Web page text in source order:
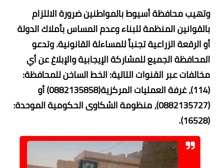
​وتهيب محافظة أسيوط بالمواطنين ضرورة الالتزام
بالقوانين المنظمة للبناء وعدم المساس بأملاك الدولة
أو الرقعة الزراعية تجنباً للمساءلة القانونية. وتدعو
المحافظة الجميع للمشاركة الإيجابية والإبلاغ عن أي
مخالفات عبر القنوات التالية: ​الخط الساخن للمحافظة:
(114)، ​غرفة العمليات
المركزية(0882135858) أو
(0882135727)، منظومة الشكاوى الحكومية الموحدة:
(16528).